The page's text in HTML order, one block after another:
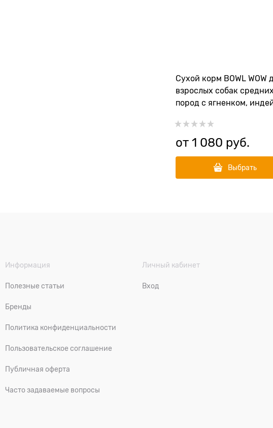
Сухой корм BOWL WOW
взрослых собак средних
пород с ягненком,
от 1 080 руб.
Выбрать
Информация
Полезные статьи
Бренды
Политика конфиденциальности
Пользовательское соглашение
Публичная оферта
Часто задаваемые вопросы
Личный кабинет
Вход